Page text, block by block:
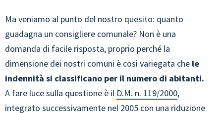
Ma veniamo al punto del nostro quesito: quanto
guadagna un consigliere comunale? Non è una
domanda di facile risposta, proprio perché la
dimensione dei nostri comuni è così variegata che le
indennità si classificano per il numero di abitanti.
A fare luce sulla questione è il D.M. n. 119/2000,
integrato successivamente nel 2005 con una riduzione